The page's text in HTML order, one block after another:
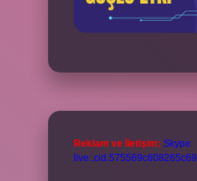
Reklam ve İletişim: Skype:
live:.cid.575569c608265c69